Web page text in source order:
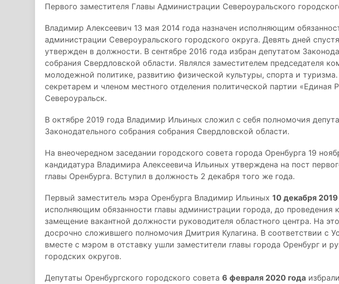
Первого заместителя Главы Администрации Североуральского
Владимир Алексеевич 13 мая 2014 года назначен исполняющим
администрации Североуральского городского округа. Девять дней
утвержден в должности. В сентябре 2016 года избран депутатом
собрания Свердловской области. Являлся заместителем председателя
молодежной политике, развитию физической культуры, спорта и туризма.
секретарем и членом местного отделения политической партии «Единая
Североуральск.
В октябре 2019 года Владимир Ильиных сложил с себя полномочия
Законодательного собрания собрания Свердловской области.
На внеочередном заседании городского совета города Оренбурга 19
кандидатура Владимира Алексеевича Ильиных утверждена на пост
главы Оренбурга. Вступил в должность 2 декабря того же года.
Первый заместитель мэра Оренбурга Владимир Ильиных 10 декабря
исполняющим обязанности главы администрации города, до проведения
замещение вакантной должности руководителя областного центра. На
досрочно сложившего полномочия Дмитрия Кулагина. В соответствии с
вместе с мэром в отставку ушли заместители главы города Оренбург и
городских округов.
Депутаты Оренбургского городского совета 6 февраля 2020 года